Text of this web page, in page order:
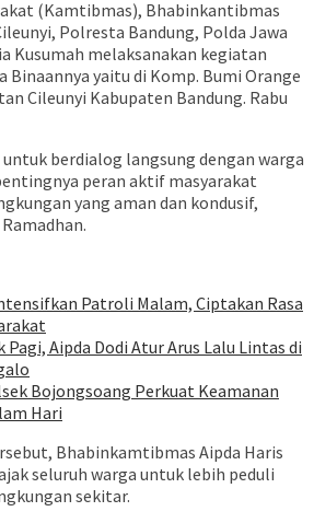
(Kamtibmas), Bhabinkantibmas
Polresta Bandung, Polda Jawa
Kusumah melaksanakan kegiatan
Binaannya yaitu di Komp. Bumi Orange
Cileunyi Kabupaten Bandung. Rabu
berdialog langsung dengan warga
peran aktif masyarakat
yang aman dan kondusif,
Patroli Malam, Ciptakan Rasa
Pagi, Aipda Dodi Atur Arus Lalu Lintas di
Bojongsoang Perkuat Keamanan
Hari
Bhabinkamtibmas Aipda Haris
seluruh warga untuk lebih peduli
sekitar.